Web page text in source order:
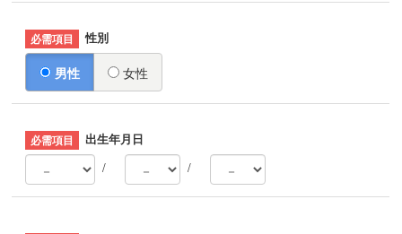
性別
男性 女性
出生年月日
/
/